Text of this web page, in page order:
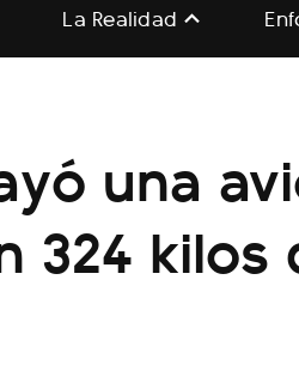
La Realidad
una
324 kilos